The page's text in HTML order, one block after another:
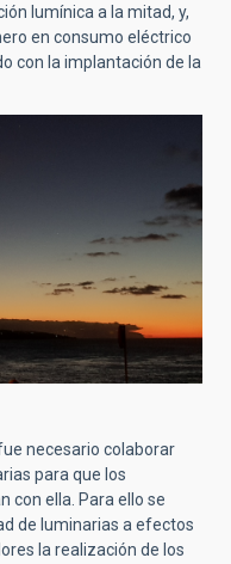
lumínica a la mitad, y,
en consumo eléctrico
con la implantación de la
necesario colaborar
para que los
con ella. Para ello se
de luminarias a efectos
la realización de los